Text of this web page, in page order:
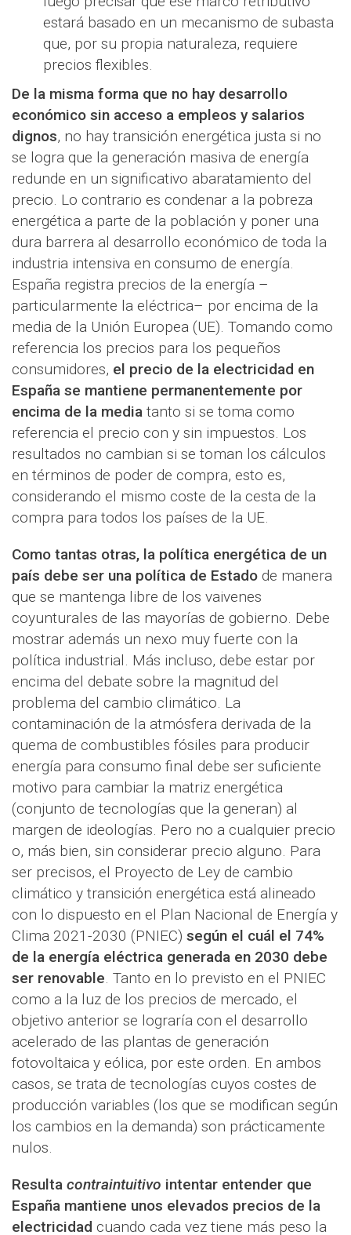
estará basado en un mecanismo de subasta
que, por su propia naturaleza, requiere
precios flexibles.
De la misma forma que no hay desarrollo
económico sin acceso a empleos y salarios
dignos, no hay transición energética justa si no
se logra que la generación masiva de energía
redunde en un significativo abaratamiento del
precio. Lo contrario es condenar a la pobreza
energética a parte de la población y poner una
dura barrera al desarrollo económico de toda la
industria intensiva en consumo de energía.
España registra precios de la energía –
particularmente la eléctrica– por encima de la
media de la Unión Europea (UE). Tomando como
referencia los precios para los pequeños
consumidores, el precio de la electricidad en
España se mantiene permanentemente por
encima de la media tanto si se toma como
referencia el precio con y sin impuestos. Los
resultados no cambian si se toman los cálculos
en términos de poder de compra, esto es,
considerando el mismo coste de la cesta de la
compra para todos los países de la UE.
Como tantas otras, la política energética de un
país debe ser una política de Estado de manera
que se mantenga libre de los vaivenes
coyunturales de las mayorías de gobierno. Debe
mostrar además un nexo muy fuerte con la
política industrial. Más incluso, debe estar por
encima del debate sobre la magnitud del
problema del cambio climático. La
contaminación de la atmósfera derivada de la
quema de combustibles fósiles para producir
energía para consumo final debe ser suficiente
motivo para cambiar la matriz energética
(conjunto de tecnologías que la generan) al
margen de ideologías. Pero no a cualquier precio
o, más bien, sin considerar precio alguno. Para
ser precisos, el Proyecto de Ley de cambio
climático y transición energética está alineado
con lo dispuesto en el Plan Nacional de Energía y
Clima 2021-2030 (PNIEC) según el cuál el 74%
de la energía eléctrica generada en 2030 debe
ser renovable. Tanto en lo previsto en el PNIEC
como a la luz de los precios de mercado, el
objetivo anterior se lograría con el desarrollo
acelerado de las plantas de generación
fotovoltaica y eólica, por este orden. En ambos
casos, se trata de tecnologías cuyos costes de
producción variables (los que se modifican según
los cambios en la demanda) son prácticamente
nulos.
Resulta contraintuitivo intentar entender que
España mantiene unos elevados precios de la
electricidad cuando cada vez tiene más peso la